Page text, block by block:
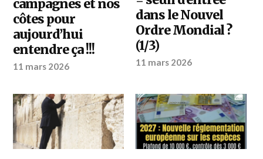
campagnes et nos
côtes pour
aujourd’hui
entendre ça !!!
11 mars 2026
dans le Nouvel
Ordre Mondial ?
(1/3)
11 mars 2026